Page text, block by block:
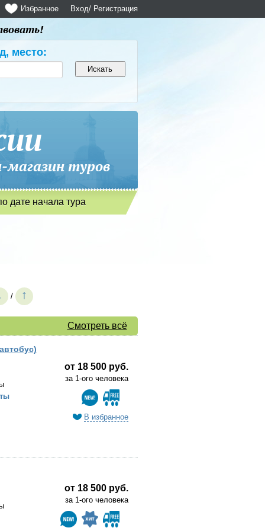
Вход/ Регистрация
Избранное
место:
туров
дате начала тура
/ ↑
Смотреть всё
от 18 500 руб.
за 1-ого человека
В избранное
от 18 500 руб.
за 1-ого человека